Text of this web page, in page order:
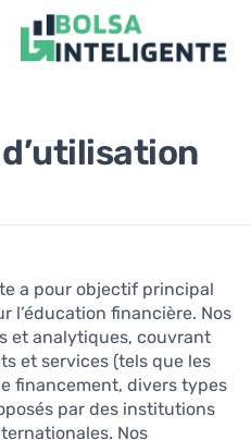
a pour objectif principal
l’éducation financière. Nos
et analytiques, couvrant
et services (tels que les
financement, divers types
par des institutions
Nos